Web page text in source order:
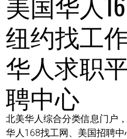
纽约找工
华人求职
聘中心
北美华人综合分类信息门户
华人168找工网、美国招聘